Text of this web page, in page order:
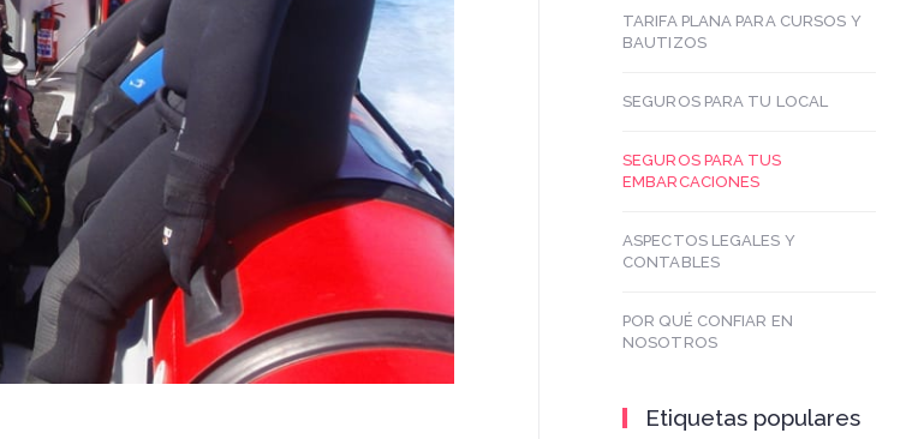
TARIFA PLANA PARA CURSOS Y
BAUTIZOS
SEGUROS PARA TU LOCAL
SEGUROS PARA TUS
EMBARCACIONES
ASPECTOS LEGALES Y
CONTABLES
POR QUÉ CONFIAR EN
NOSOTROS
Etiquetas populares